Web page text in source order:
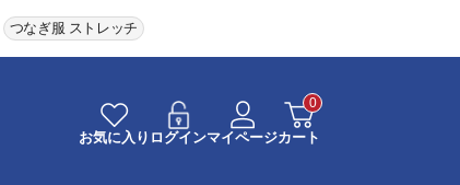
つなぎ服 ストレッチ
お気に入り ログインマイページカート
0